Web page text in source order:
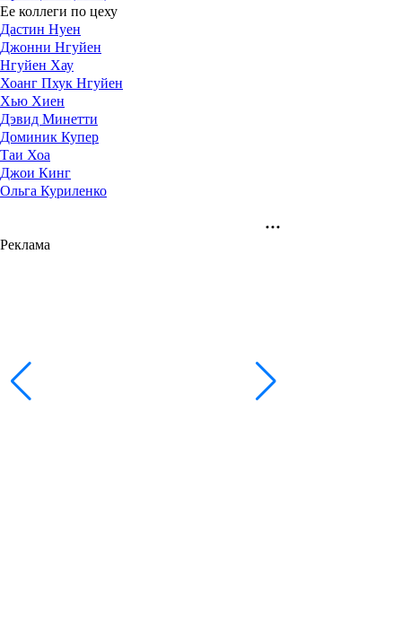
Ее коллеги по цеху
Дастин Нуен
Джонни Нгуйен
Нгуйен Хау
Хоанг Пхук Нгуйен
Хью Хиен
Дэвид Минетти
Доминик Купер
Таи Хоа
Джои Кинг
Ольга Куриленко
Реклама